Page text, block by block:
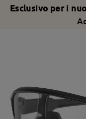
Esclusivo per i